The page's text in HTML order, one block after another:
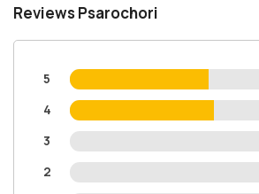
Reviews Psarochori
5
4
3
2